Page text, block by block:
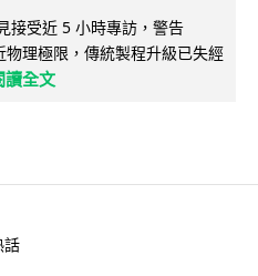
接受近 5 小時專訪，警告
理極限，傳統製程升級已失經
讀全文
話